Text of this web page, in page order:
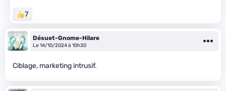
7
Désuet-Gnome-Hilare
Le 14/10/2024 à 10h30
Ciblage, marketing intrusif.